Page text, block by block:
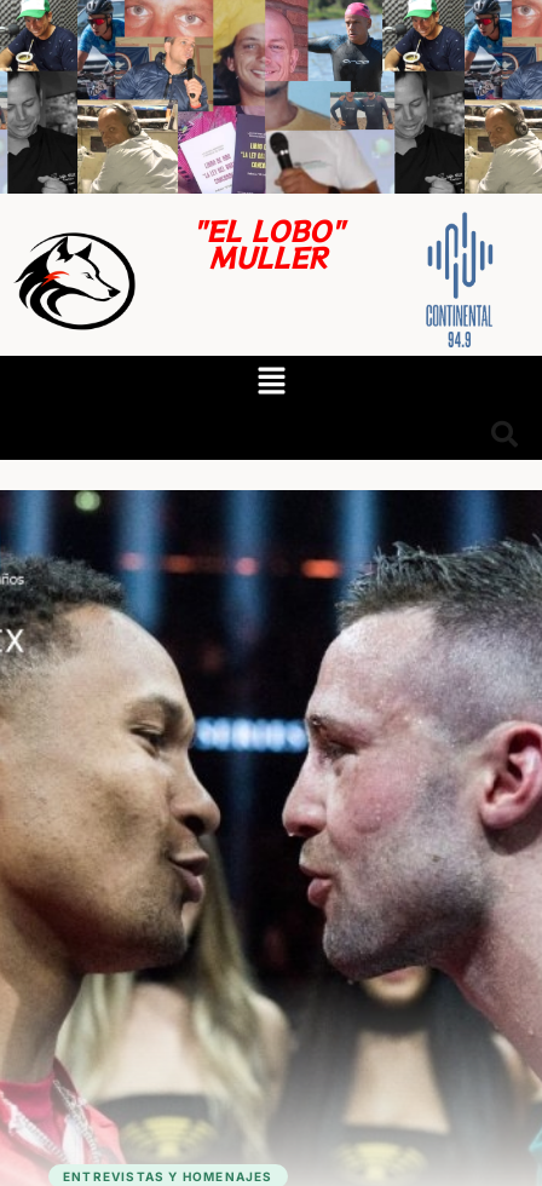
"EL LOBO"
MULLER
ENTREVISTAS Y HOMENAJES